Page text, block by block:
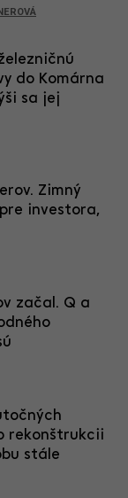
do Komárna
sa jej
Zimný
investora,
začal. Q a
rekonštrukcii
stále